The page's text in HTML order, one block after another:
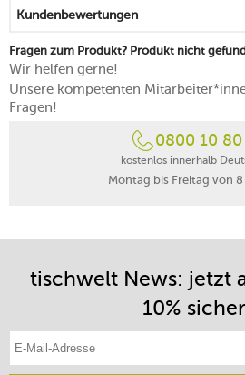
ein separater Transport
wird durch den geteilten
der Deckel dient gleichzeitig
Besteckstücke
für eine genussvolle Outdoor-
Kundenbewertungen
Fragen zum Produkt? Produkt nicht
Wir helfen gerne!
Unsere kompetenten
Fragen!
0800 10 80
kostenlos innerhalb
Montag bis Freitag von 8
tischwelt News: jetzt
10%